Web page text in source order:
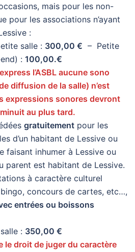
mais pour les non-
pour les associations n’ayant
:
salle : 300,00 € – Petite
: 100,00.€
l’ASBL aucune sono
diffusion de la salle) n’est
expressions sonores devront
au plus tard.
gratuitement pour les
d’un habitant de Lessive ou
faisant inhumer à Lessive ou
parent est habitant de Lessive.
à caractère culturel
concours de cartes, etc…,
entrées ou boissons
: 350,00 €
le droit de juger du caractère